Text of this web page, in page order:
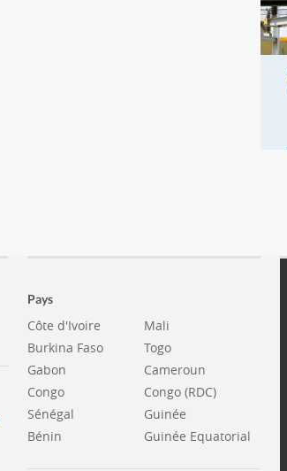
Pays
Côte d'Ivoire
Burkina Faso
Gabon
Congo
Sénégal
Bénin
Mali
Togo
Cameroun
Congo (RDC)
Guinée
Guinée Equatorial